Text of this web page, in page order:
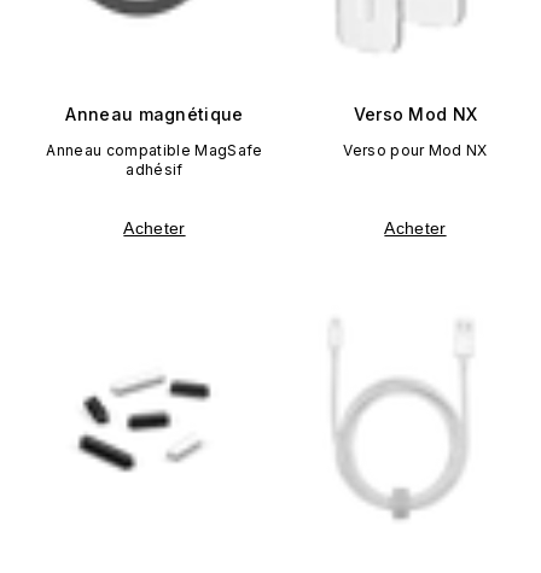
Anneau magnétique
Anneau compatible MagSafe
adhésif
Acheter
Verso Mod NX
Verso pour Mod NX
Acheter